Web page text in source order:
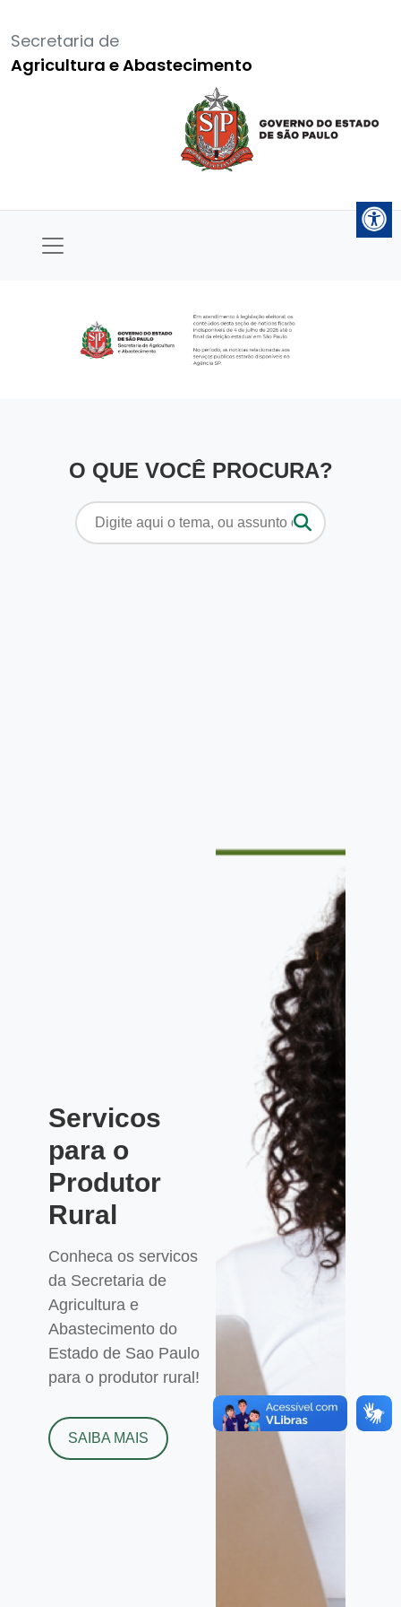
Secretaria de
Agricultura e Abastecimento
O QUE VOCÊ PROCURA?
Pesquisar
por:
Servicos
para o
Produtor
Rural
Conheca os servicos
da Secretaria de
Agricultura e
Abastecimento do
Estado de Sao Paulo
para o produtor rural!
SAIBA MAIS